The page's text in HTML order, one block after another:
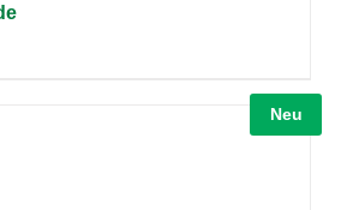
Neu